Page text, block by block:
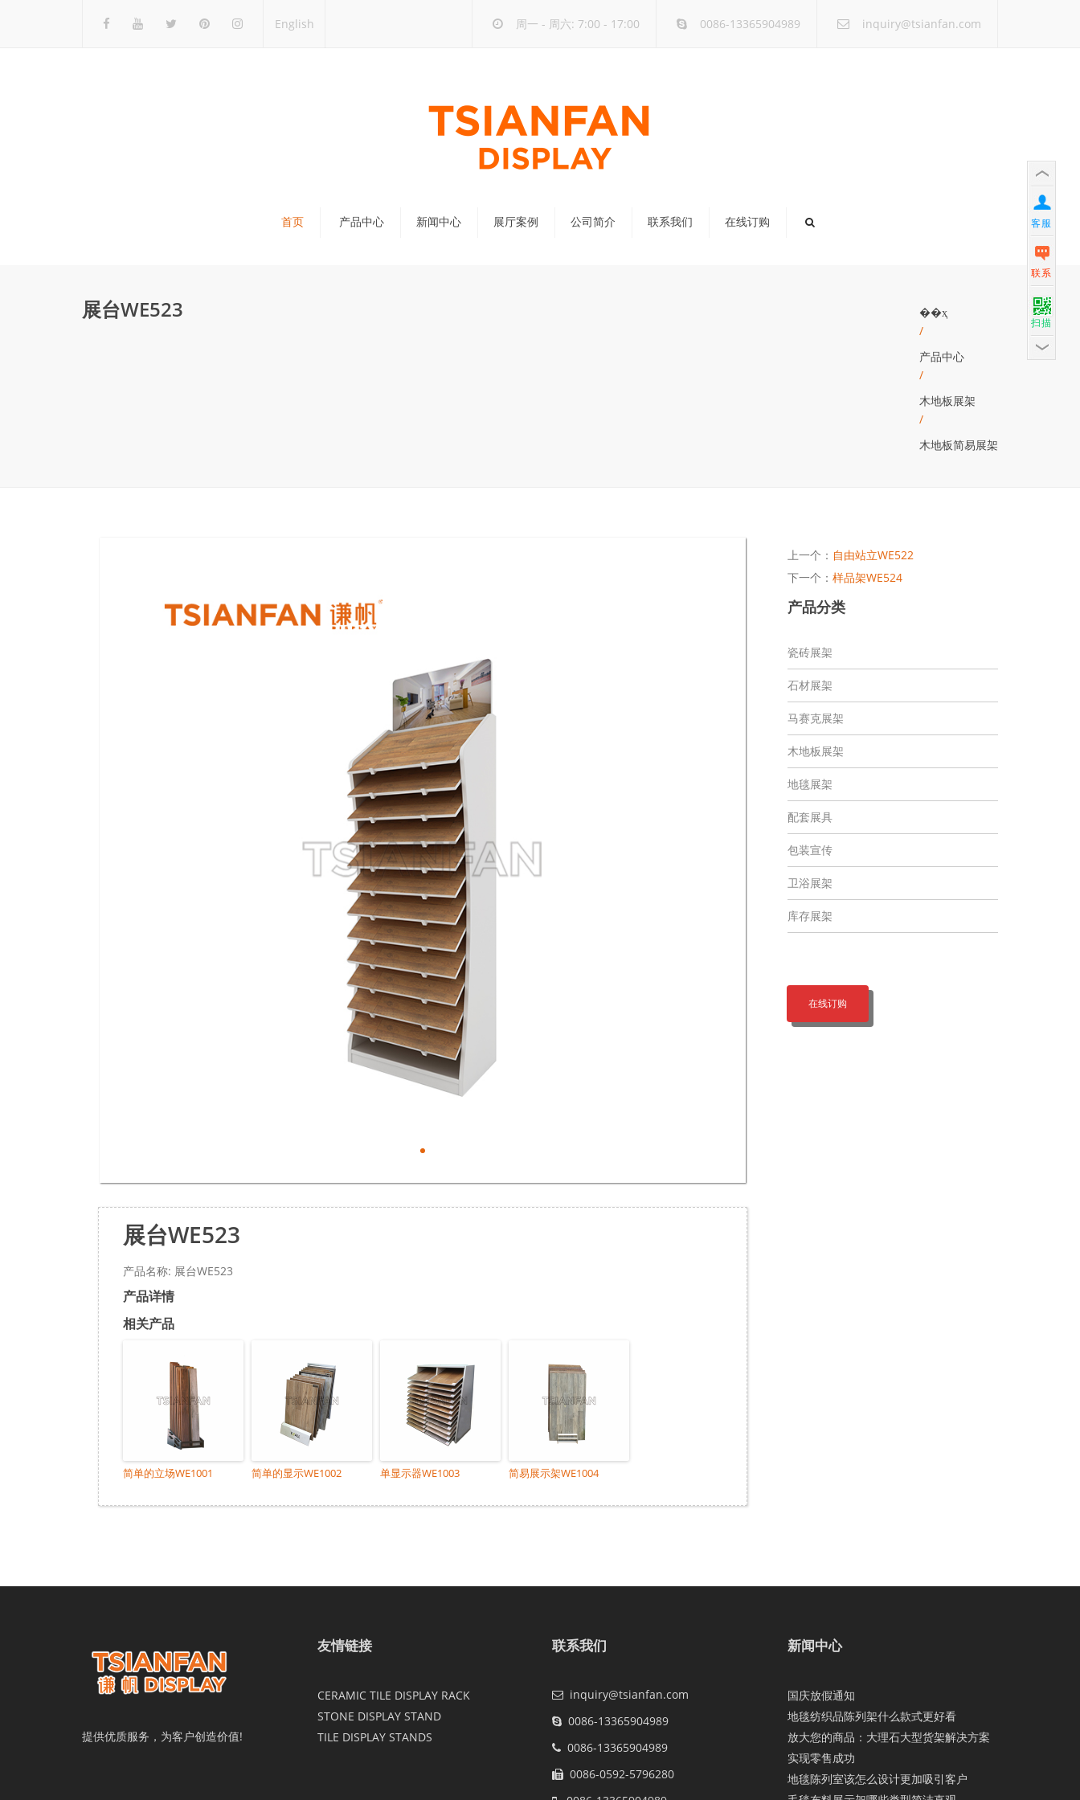
English 周一 - 周六: 7:00 - 17:00 0086-13365904989 inquiry@tsianfan.com
首页 产品中心 新闻中心 展厅案例 公司简介 联系我们 在线订购
展台WE523
��ҳ
/
产品中心
/
木地板展架
/
木地板简易展架
展台WE523
产品名称: 展台WE523
产品详情
相关产品
简单的立场WE1001 简单的显示WE1002 单显示器WE1003 简易展示架WE1004
上一个： 自由站立WE522
下一个： 样品架WE524
产品分类
瓷砖展架
石材展架
马赛克展架
木地板展架
地毯展架
配套展具
包装宣传
卫浴展架
库存展架
在线订购
提供优质服务，为客户创造价值!
友情链接
CERAMIC TILE DISPLAY RACK
STONE DISPLAY STAND
TILE DISPLAY STANDS
联系我们
inquiry@tsianfan.com
0086-13365904989
0086-13365904989
0086-0592-5796280
新闻中心
国庆放假通知
地毯纺织品陈列架什么款式更好看
放大您的商品：大理石大型货架解决方案
实现零售成功
地毯陈列室该怎么设计更加吸引客户
客服
联系
扫描